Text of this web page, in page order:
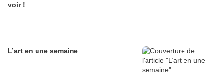
voir !
L’art en une semaine